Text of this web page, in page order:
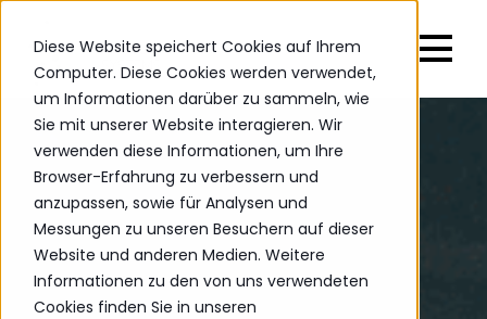
Diese Website speichert Cookies auf Ihrem
Computer. Diese Cookies werden verwendet,
um Informationen darüber zu sammeln, wie
Sie mit unserer Website interagieren. Wir
verwenden diese Informationen, um Ihre
Browser-Erfahrung zu verbessern und
anzupassen, sowie für Analysen und
Messungen zu unseren Besuchern auf dieser
Website und anderen Medien. Weitere
Informationen zu den von uns verwendeten
Cookies finden Sie in unseren